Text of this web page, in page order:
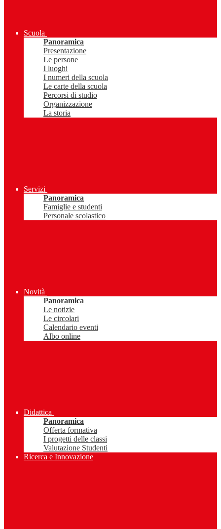
Scuola
Panoramica
Presentazione
Le persone
I luoghi
I numeri della scuola
Le carte della scuola
Percorsi di studio
Organizzazione
La storia
Servizi
Panoramica
Famiglie e studenti
Personale scolastico
Novità
Panoramica
Le notizie
Le circolari
Calendario eventi
Albo online
Didattica
Panoramica
Offerta formativa
I progetti delle classi
Valutazione Studenti
Ricerca e Innovazione